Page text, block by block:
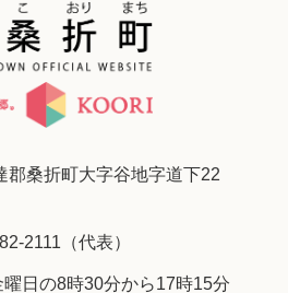
桑折町大字谷地字道下22
2111（代表）
日の8時30分から17時15分